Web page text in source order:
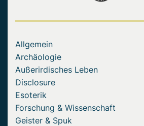
Allgemein
Archäologie
Außerirdisches Leben
Disclosure
Esoterik
Forschung & Wissenschaft
Geister & Spuk